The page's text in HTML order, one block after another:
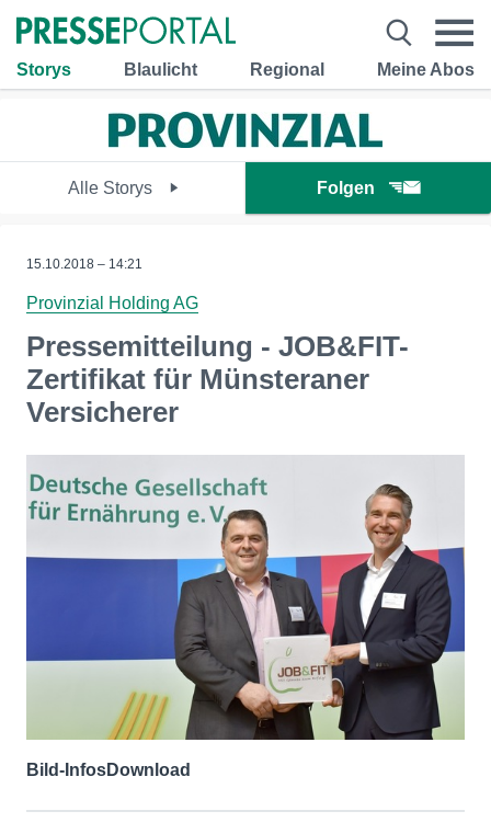
Storys Blaulicht Regional Meine Abos
Alle Storys Folgen
15.10.2018 – 14:21
Provinzial Holding AG
Pressemitteilung - JOB&FIT-
Zertifikat für Münsteraner
Versicherer
Bild-InfosDownload